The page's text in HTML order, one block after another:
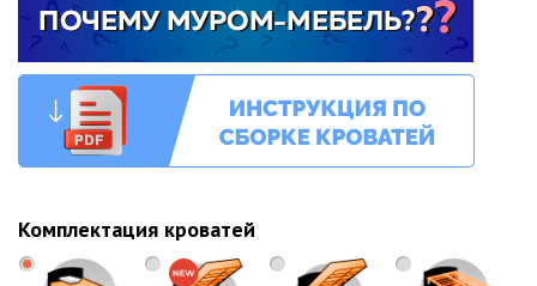
Комплектация кроватей